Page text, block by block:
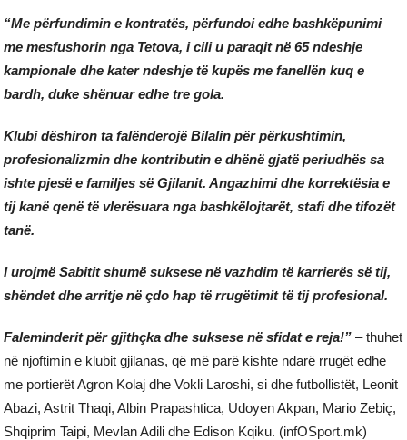
“Me përfundimin e kontratës, përfundoi edhe bashkëpunimi
me mesfushorin nga Tetova, i cili u paraqit në 65 ndeshje
kampionale dhe kater ndeshje të kupës me fanellën kuq e
bardh, duke shënuar edhe tre gola.
Klubi dëshiron ta falënderojë Bilalin për përkushtimin,
profesionalizmin dhe kontributin e dhënë gjatë periudhës sa
ishte pjesë e familjes së Gjilanit. Angazhimi dhe korrektësia e
tij kanë qenë të vlerësuara nga bashkëlojtarët, stafi dhe tifozët
tanë.
I urojmë Sabitit shumë suksese në vazhdim të karrierës së tij,
shëndet dhe arritje në çdo hap të rrugëtimit të tij profesional.
Faleminderit për gjithçka dhe suksese në sfidat e reja!” – thuhet
në njoftimin e klubit gjilanas, që më parë kishte ndarë rrugët edhe
me portierët Agron Kolaj dhe Vokli Laroshi, si dhe futbollistët, Leonit
Abazi, Astrit Thaqi, Albin Prapashtica, Udoyen Akpan, Mario Zebiç,
Shqiprim Taipi, Mevlan Adili dhe Edison Kqiku. (infOSport.mk)